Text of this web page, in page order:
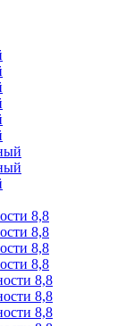
8,8
8,8
8,8
8,8
8,8
8,8
8,8